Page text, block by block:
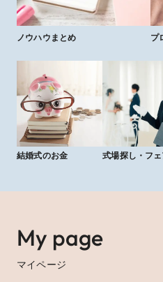
ノウハウまとめ プ
結婚式のお金 式場探し・フ
My page
マイページ